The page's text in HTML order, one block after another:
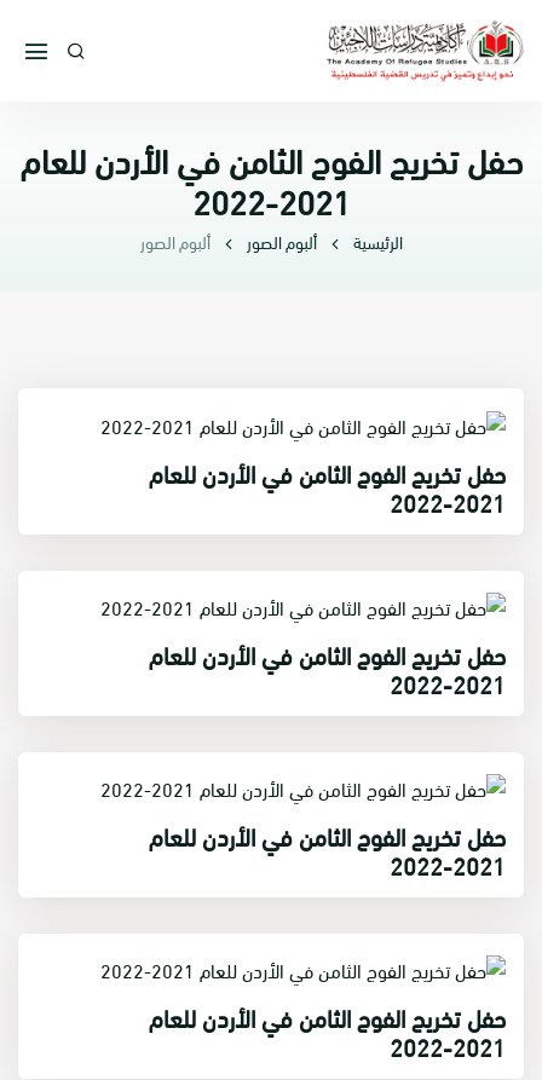
حفل تخريج الفوج الثامن في الأردن للعام
2021-2022
الرئيسية ألبوم الصور ألبوم الصور
حفل تخريج الفوج الثامن في الأردن للعام
2021-2022
حفل تخريج الفوج الثامن في الأردن للعام
2021-2022
حفل تخريج الفوج الثامن في الأردن للعام
2021-2022
حفل تخريج الفوج الثامن في الأردن للعام
2021-2022